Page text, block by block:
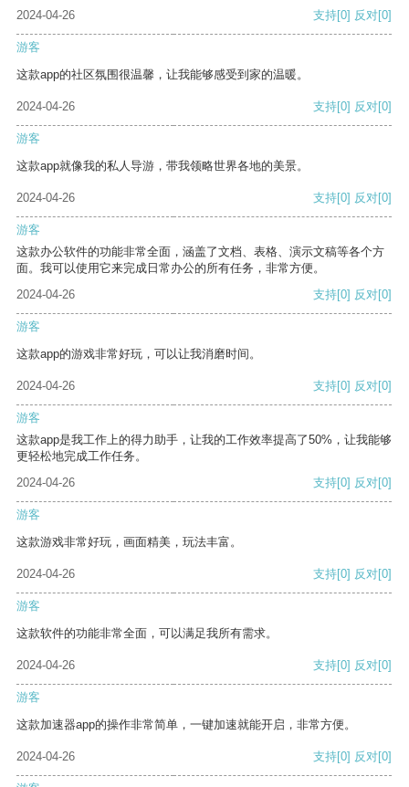
2024-04-26 支持[0] 反对[0]
游客
这款app的社区氛围很温馨，让我能够感受到家的温暖。
2024-04-26 支持[0] 反对[0]
游客
这款app就像我的私人导游，带我领略世界各地的美景。
2024-04-26 支持[0] 反对[0]
游客
这款办公软件的功能非常全面，涵盖了文档、表格、演示文稿等各个方
面。我可以使用它来完成日常办公的所有任务，非常方便。
2024-04-26
支持[0] 反对[0]
游客
这款app的游戏非常好玩，可以让我消磨时间。
2024-04-26 支持[0] 反对[0]
游客
这款app是我工作上的得力助手，让我的工作效率提高了50%，让我能够
更轻松地完成工作任务。
2024-04-26
支持[0] 反对[0]
游客
这款游戏非常好玩，画面精美，玩法丰富。
2024-04-26 支持[0] 反对[0]
游客
这款软件的功能非常全面，可以满足我所有需求。
2024-04-26 支持[0] 反对[0]
游客
这款加速器app的操作非常简单，一键加速就能开启，非常方便。
2024-04-26 支持[0] 反对[0]